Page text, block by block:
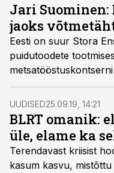
Jari Suominen:
jaoks
Eesti on suur Stora
puidutoodete
asepresident Jari
UUDISED25.09.19, 14:21
BLRT omanik:
üle, elame ka
Terendavast kriisist
kasum kasvu,